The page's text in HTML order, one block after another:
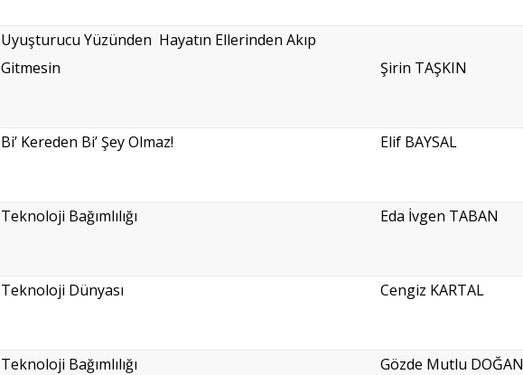
Uyuşturucu Yüzünden Hayatın Ellerinden Akıp
Gitmesin
Şirin TAŞKIN
Bi’ Kereden Bi’ Şey Olmaz! Elif BAYSAL
Teknoloji Bağımlılığı Eda İvgen TABAN
Teknoloji Dünyası Cengiz KARTAL
Teknoloji Bağımlılığı Gözde Mutlu DOĞAN